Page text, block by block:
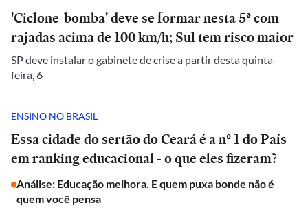
'Ciclone-bomba' deve se formar nesta 5ª com
rajadas acima de 100 km/h; Sul tem risco maior
SP deve instalar o gabinete de crise a partir desta quinta-
feira, 6
ENSINO NO BRASIL
Essa cidade do sertão do Ceará é a nº 1 do País
em ranking educacional - o que eles fizeram?
Análise: Educação melhora. E quem puxa bonde não é
quem você pensa